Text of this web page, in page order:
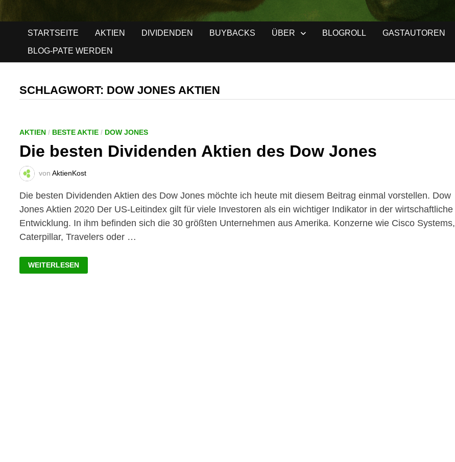
STARTSEITE AKTIEN DIVIDENDEN BUYBACKS ÜBER BLOGROLL GASTAUTOREN
BLOG-PATE WERDEN
SCHLAGWORT: DOW JONES AKTIEN
AKTIEN / BESTE AKTIE / DOW JONES
Die besten Dividenden Aktien des Dow Jones
vonAktienKost
Die besten Dividenden Aktien des Dow Jones möchte ich heute mit diesem Beitrag einmal vorstellen. Dow
Jones Aktien 2020 Der US-Leitindex gilt für viele Investoren als ein wichtiger Indikator in der wirtschaftliche
Entwicklung. In ihm befinden sich die 30 größten Unternehmen aus Amerika. Konzerne wie Cisco Systems,
Caterpillar, Travelers oder …
DIE
BESTEN
DIVIDENDEN
WEITERLESEN